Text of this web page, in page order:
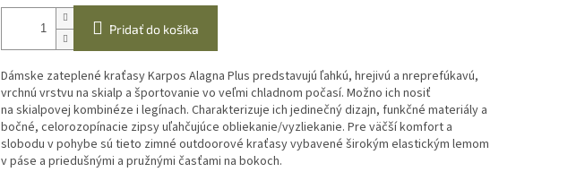
Pridať do košíka
Dámske zateplené kraťasy Karpos Alagna Plus predstavujú ľahkú, hrejivú a nreprefúkavú,
vrchnú vrstvu na skialp a športovanie vo veľmi chladnom počasí. Možno ich nosiť
na skialpovej kombinéze i legínach. Charakterizuje ich jedinečný dizajn, funkčné materiály a
bočné, celorozopínacie zipsy uľahčujúce obliekanie/vyzliekanie. Pre väčší komfort a
slobodu v pohybe sú tieto zimné outdoorové kraťasy vybavené širokým elastickým lemom
v páse a priedušnými a pružnými časťami na bokoch.